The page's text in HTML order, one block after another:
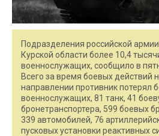
Подразделения российской
Курской области более 10,4
военнослужащих, сообщило в
Всего за время боевых действий
направлении противник потерял
военнослужащих, 81 танк, 41
бронетранспортера, 599 боевых
339 автомобилей, 76
пусковых установки реактивных